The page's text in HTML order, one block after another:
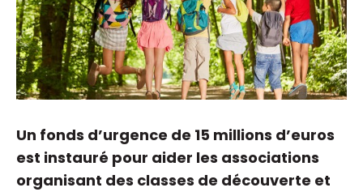
Un fonds d’urgence de 15 millions d’euros
est instauré pour aider les associations
organisant des classes de découverte et